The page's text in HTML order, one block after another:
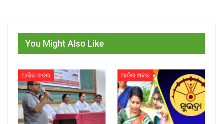
You Might Also Like
ଆଜିର ଖବର ଆଜିର ଖବର